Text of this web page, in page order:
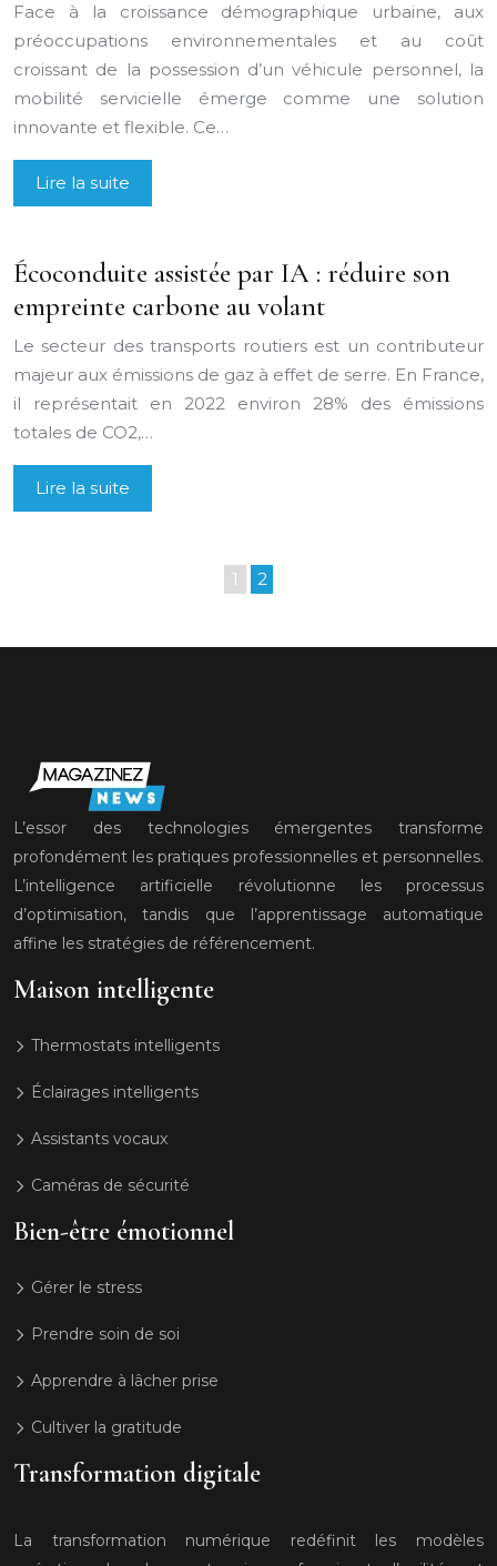
Face à la croissance démographique urbaine, aux
préoccupations environnementales et au coût
croissant de la possession d’un véhicule personnel, la
mobilité servicielle émerge comme une solution
innovante et flexible. Ce…
Lire la suite
Écoconduite assistée par IA : réduire son
empreinte carbone au volant
Le secteur des transports routiers est un contributeur
majeur aux émissions de gaz à effet de serre. En France,
il représentait en 2022 environ 28% des émissions
totales de CO2,…
Lire la suite
1 2
L’essor des technologies émergentes transforme
profondément les pratiques professionnelles et personnelles.
L’intelligence artificielle révolutionne les processus
d’optimisation, tandis que l’apprentissage automatique
affine les stratégies de référencement.
Maison intelligente
Thermostats intelligents
Éclairages intelligents
Assistants vocaux
Caméras de sécurité
Bien-être émotionnel
Gérer le stress
Prendre soin de soi
Apprendre à lâcher prise
Cultiver la gratitude
Transformation digitale
La transformation numérique redéfinit les modèles